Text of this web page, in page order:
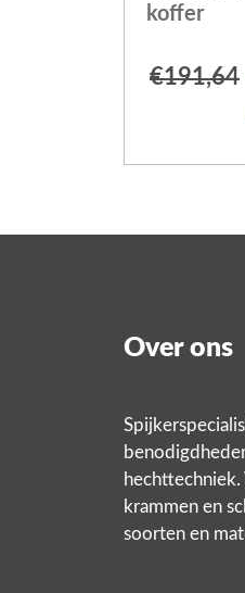
koffer
€191,64
Over ons
hechttechniek.
krammen en
soorten en